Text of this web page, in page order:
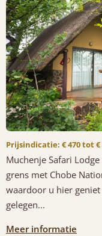
Prijsindicatie: € 470 tot €
Muchenje Safari
grens met Chobe
waardoor u hier
gelegen...
Meer informatie